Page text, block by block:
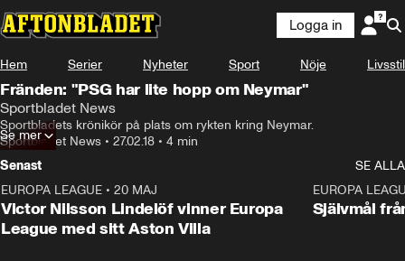
Logga in
Hem Serier Nyheter Sport Nöje Livsstil
Fränden: "PSG har lite hopp om Neymar"
Sportbladet News
Sportbladets krönikör på plats om rykten kring Neymar.
Sportbladet News • 27.02.18 • 4 min
Se mer
Senast
SE ALLA
EUROPA LEAGUE • 20 MAJ
Victor Nilsson Lindelöf vinner Europa
League med sitt Aston Villa
EUROPA
Självmål